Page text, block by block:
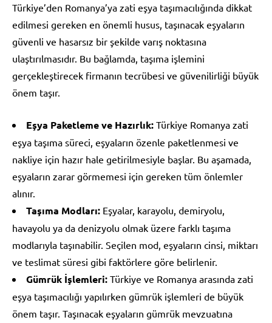
Türkiye’den Romanya’ya zati eşya taşımacılığında dikkat
edilmesi gereken en önemli husus, taşınacak eşyaların
güvenli ve hasarsız bir şekilde varış noktasına
ulaştırılmasıdır. Bu bağlamda, taşıma işlemini
gerçekleştirecek firmanın tecrübesi ve güvenilirliği büyük
önem taşır.
Eşya Paketleme ve Hazırlık: Türkiye Romanya zati
eşya taşıma süreci, eşyaların özenle paketlenmesi ve
nakliye için hazır hale getirilmesiyle başlar. Bu aşamada,
eşyaların zarar görmemesi için gereken tüm önlemler
alınır.
Taşıma Modları: Eşyalar, karayolu, demiryolu,
havayolu ya da denizyolu olmak üzere farklı taşıma
modlarıyla taşınabilir. Seçilen mod, eşyaların cinsi, miktarı
ve teslimat süresi gibi faktörlere göre belirlenir.
Gümrük İşlemleri: Türkiye ve Romanya arasında zati
eşya taşımacılığı yapılırken gümrük işlemleri de büyük
önem taşır. Taşınacak eşyaların gümrük mevzuatına